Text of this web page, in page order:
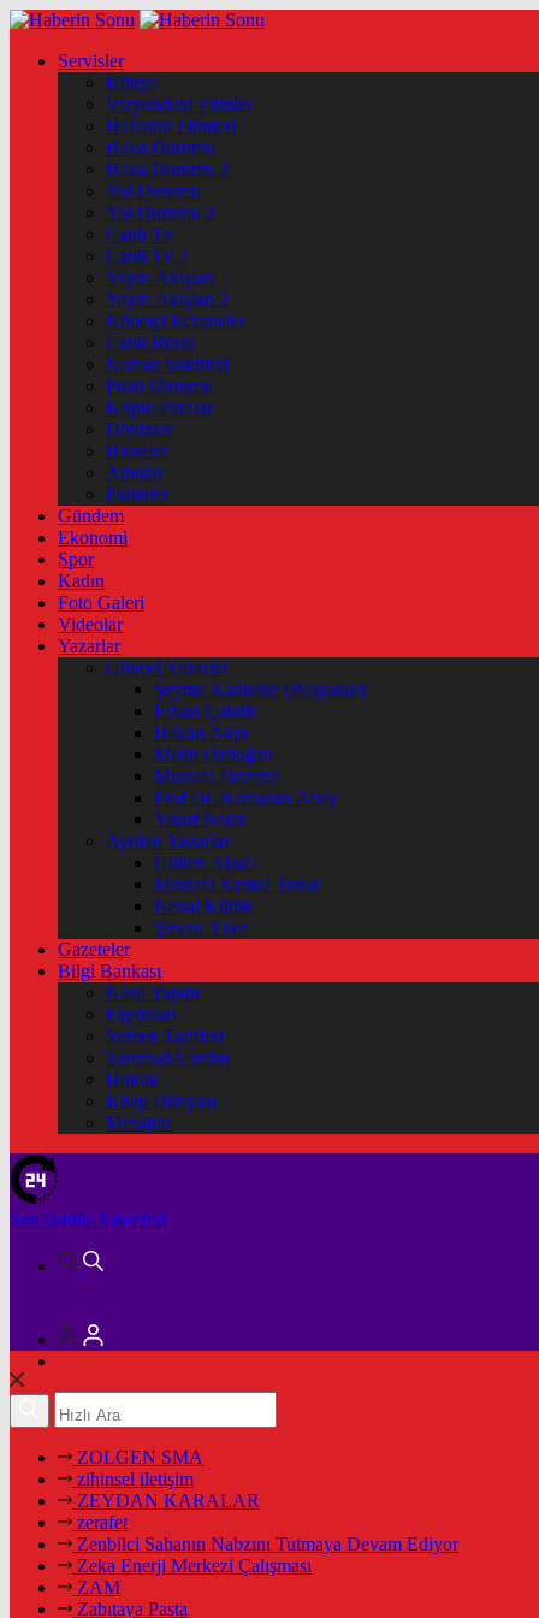
Servisler
Künye
Vizyondaki Filmler
Haftanin Filmleri
Hava Durumu
Hava Durumu 2
Yol Durumu
Yol Durumu 2
Canlı Tv
Canlı Tv 2
Yayın Akışları
Yayın Akışları 2
Nöbetçi Eczaneler
Canlı Borsa
Namaz Vakitleri
Puan Durumu
Kripto Paralar
Dövizler
Hisseler
Altınlar
Pariteler
Gündem
Ekonomi
Spor
Kadın
Foto Galeri
Videolar
Yazarlar
Güncel Yazarlar
Şeyma Karateke (Başyazar)
Erkan Çakıllı
Hakan Akın
Metin Özdoğan
Mustafa Düzenli
Prof Dr. Ramazan Abay
Yusuf Bolat
Ayrılan Yazarlar
Gülten Abacı
Mustafa Kemal Yonat
Neval Kütük
Şirvan Yüce
Gazeteler
Bilgi Bankası
Nasıl Yapılır
Faydaları
Yemek Tarifleri
Tarımsal Üretim
Hukuk
Kitap Dünyası
Mesajlar
Son dakika haberleri
ZOLGEN SMA
zihinsel iletişim
ZEYDAN KARALAR
zerafet
Zenbilci Sahanın Nabzını Tutmaya Devam Ediyor
Zeka Enerji Merkezi Çalışması
ZAM
Zabıtaya Pasta